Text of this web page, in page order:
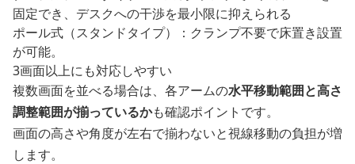
固定でき、デスクへの干渉を最小限に抑えられる
ポール式（スタンドタイプ）：クランプ不要で床置き設置
が可能。
3画面以上にも対応しやすい
複数画面を並べる場合は、各アームの水平移動範囲と高さ
調整範囲が揃っているかも確認ポイントです。
画面の高さや角度が左右で揃わないと視線移動の負担が増
します。